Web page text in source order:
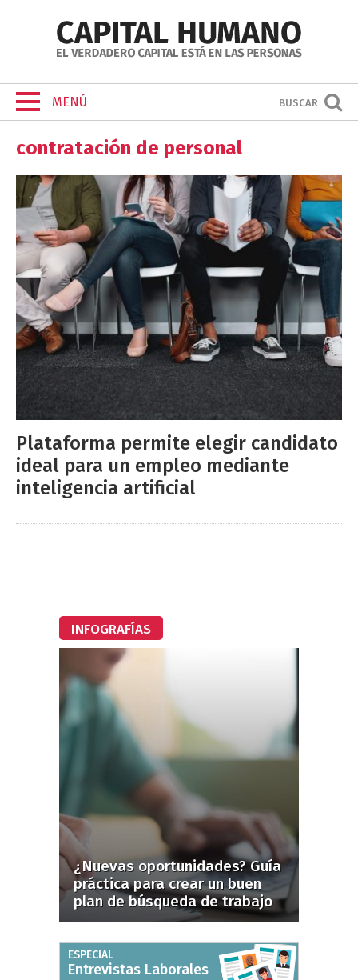
MENÚ BUSCAR
contratación de personal
Plataforma permite elegir candidato
ideal para un empleo mediante
inteligencia artificial
INFOGRAFÍAS
¿Nuevas oportunidades? Guía
práctica para crear un buen
plan de búsqueda de trabajo
ESPECIAL
Entrevistas Laborales